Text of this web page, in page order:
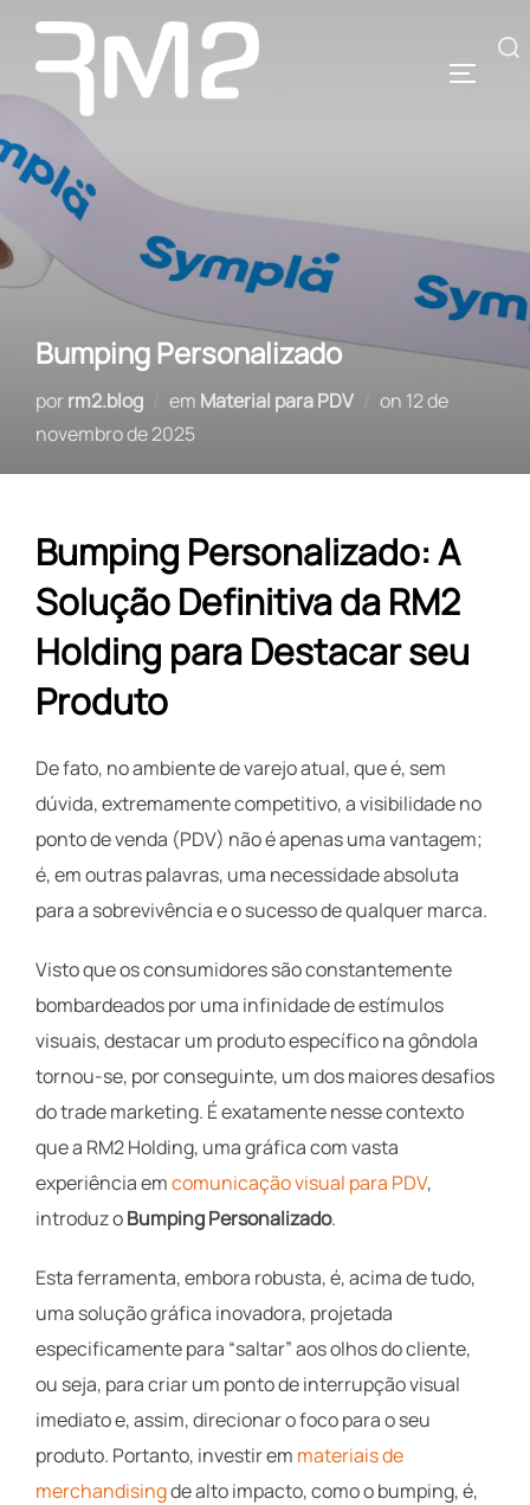
Pular
conteúdo
Pesquisar
Bumping Personalizado
porrm2.blog em Material para PDV on Postado
12 de
novembro de 2025
Bumping Personalizado: A
Solução Definitiva da RM2
Holding para Destacar seu
Produto
De fato, no ambiente de varejo atual, que é, sem
dúvida, extremamente competitivo, a visibilidade no
ponto de venda (PDV) não é apenas uma vantagem;
é, em outras palavras, uma necessidade absoluta
para a sobrevivência e o sucesso de qualquer marca.
Visto que os consumidores são constantemente
bombardeados por uma infinidade de estímulos
visuais, destacar um produto específico na gôndola
tornou-se, por conseguinte, um dos maiores desafios
do trade marketing. É exatamente nesse contexto
que a RM2 Holding, uma gráfica com vasta
experiência emcomunicação visual para PDV,
introduz oBumping Personalizado.
Esta ferramenta, embora robusta, é, acima de tudo,
uma solução gráfica inovadora, projetada
especificamente para “saltar” aos olhos do cliente,
ou seja, para criar um ponto de interrupção visual
imediato e, assim, direcionar o foco para o seu
produto. Portanto, investir em materiais de
merchandisingde alto impacto, como o bumping, é,